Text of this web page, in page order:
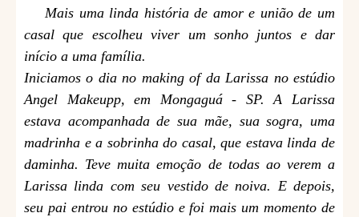
Mais uma linda história de amor e união de um
casal que escolheu viver um sonho juntos e dar
início a uma família.
Iniciamos o dia no making of da Larissa no estúdio
Angel Makeupp, em Mongaguá - SP. A Larissa
estava acompanhada de sua mãe, sua sogra, uma
madrinha e a sobrinha do casal, que estava linda de
daminha. Teve muita emoção de todas ao verem a
Larissa linda com seu vestido de noiva. E depois,
seu pai entrou no estúdio e foi mais um momento de